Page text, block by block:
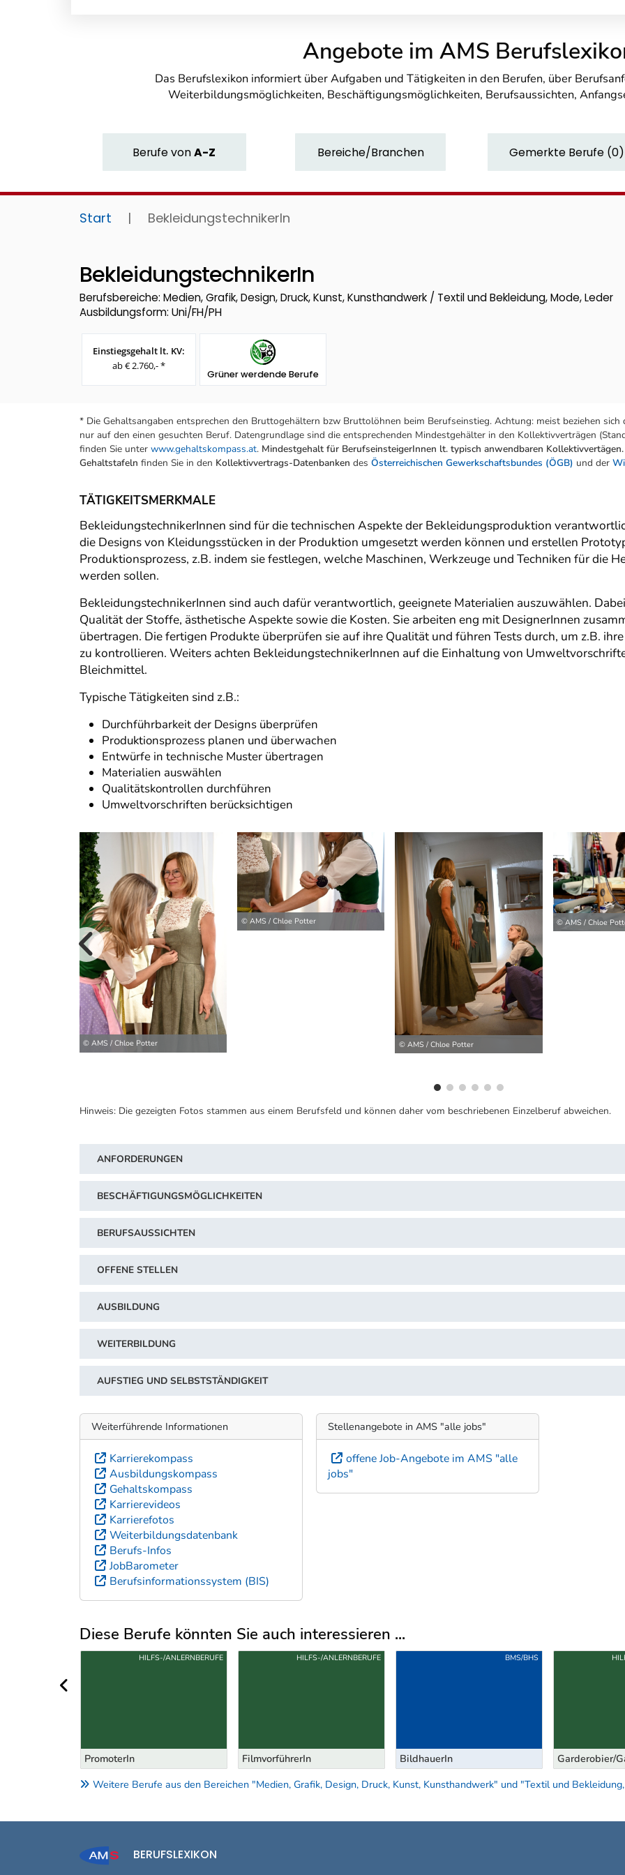
Angebote im AMS
Das Berufslexikon informiert über Aufgaben und Tätigkeiten in den Berufen, über
Weiterbildungsmöglichkeiten, Beschäftigungsmöglichkeiten, Berufsaussichten,
BerufevonA-Z Bereiche/Branchen Gemerkte Berufe (0)
Start | BekleidungstechnikerIn
BekleidungstechnikerIn
Berufsbereiche: Medien, Grafik, Design, Druck, Kunst, Kunsthandwerk / Textil und Bekleidung, Mode, Leder
Ausbildungsform: Uni/FH/PH
Einstiegsgehalt lt. KV:
ab € 2.760,- *
Grüner werdende Berufe
* Die Gehaltsangaben entsprechen den Bruttogehältern bzw Bruttolöhnen beim Berufseinstieg. Achtung: meist beziehen
nur auf den einen gesuchten Beruf. Datengrundlage sind die entsprechenden Mindestgehälter in den Kollektivverträgen
finden Sie unter www.gehaltskompass.at. Mindestgehalt für BerufseinsteigerInnen lt. typisch anwendbaren Kollektivvertägen.
Gehaltstafeln finden Sie in den Kollektivvertrags-Datenbanken des Österreichischen Gewerkschaftsbundes (ÖGB) und der
TÄTIGKEITSMERKMALE
BekleidungstechnikerInnen sind für die technischen Aspekte der Bekleidungsproduktion
die Designs von Kleidungsstücken in der Produktion umgesetzt werden können und erstellen
Produktionsprozess, z.B. indem sie festlegen, welche Maschinen, Werkzeuge und Techniken für die
werden sollen.
BekleidungstechnikerInnen sind auch dafür verantwortlich, geeignete Materialien auszuwählen.
Qualität der Stoffe, ästhetische Aspekte sowie die Kosten. Sie arbeiten eng mit DesignerInnen
übertragen. Die fertigen Produkte überprüfen sie auf ihre Qualität und führen Tests durch, um z.B.
zu kontrollieren. Weiters achten BekleidungstechnikerInnen auf die Einhaltung von
Bleichmittel.
Typische Tätigkeiten sind z.B.:
Durchführbarkeit der Designs überprüfen
Produktionsprozess planen und überwachen
Entwürfe in technische Muster übertragen
Materialien auswählen
Qualitätskontrollen durchführen
Umweltvorschriften berücksichtigen
© AMS / Chloe Potter
© AMS / Chloe Potter
© AMS / Chloe Potter
© AMS / Chloe
vorherige Bilder
Hinweis: Die gezeigten Fotos stammen aus einem Berufsfeld und können daher vom beschriebenen Einzelberuf abweichen.
ANFORDERUNGEN
BESCHÄFTIGUNGSMÖGLICHKEITEN
BERUFSAUSSICHTEN
OFFENE STELLEN
AUSBILDUNG
WEITERBILDUNG
AUFSTIEG UND SELBSTSTÄNDIGKEIT
Weiterführende Informationen
Karrierekompass
Ausbildungskompass
Gehaltskompass
Karrierevideos
Karrierefotos
Weiterbildungsdatenbank
Berufs-Infos
JobBarometer
Berufsinformationssystem (BIS)
Stellenangebote in AMS "alle jobs"
offene Job-Angebote im AMS "alle
jobs"
Diese Berufe könnten Sie auch interessieren ...
Uber weitere Berufsvorschläge
PromoterIn
HILFS-/ANLERNBERUFE
FilmvorführerIn
HILFS-/ANLERNBERUFE
BildhauerIn
BMS/BHS
Garderobier/
Weitere Berufe aus den Bereichen "Medien, Grafik, Design, Druck, Kunst, Kunsthandwerk" und "Textil und
BERUFSLEXIKON